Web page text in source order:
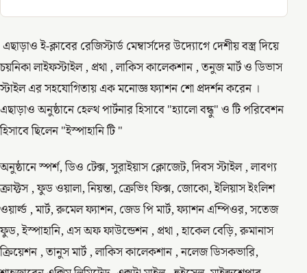
এছাড়াও ই-ক্লাবের রেজিস্টার্ড মেম্বার্সদের উদ্যোগে দেশীয় বস্ত্র দিয়ে
চয়নিকা লাইফস্টাইল , প্রথা , লাকিস কালেকশান , তনুজ মার্ট ও ডিভাস
স্টাইল এর সহযোগিতায় এক মনোজ্ঞ ফ্যাশন শো প্রদর্শন করেন ।
এছাড়াও অনুষ্ঠানে হেল্থ পার্টনার হিসাবে "হ্যালো বন্ধু" ও টি পরিবেশন
হিসাবে ছিলেন "ইস্পাহানি টি "
অনুষ্ঠানে স্পর্শ, ডিও টেক্স, সুরাইয়াস ক্লোজেট, দিবস স্টাইল , লাবণ্য
ক্রাফ্টস , ফুড ওয়ালা, নিয়ন্তা, ক্রেভিং ফিক্স, জোকো, ইলিয়াস ইংলিশ
ওয়ার্ল্ড , মার্ট, রুমেল ফ্যাশন, জেড পি মার্ট, ফ্যাশন এম্পিওর, সতেজ
ফুড, ইস্পাহানি, এস অফ ফাউন্ডেশন , প্রথা , হাকেল বেড়ি, রুমানাস
ক্রিয়েশন , তানুস মার্ট , লাকিস কালেকশান , নলেজ ডিসকভারি,